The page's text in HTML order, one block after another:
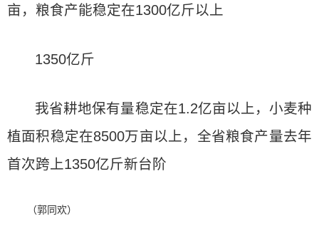
亩，粮食产能稳定在1300亿斤以上
1350亿斤
我省耕地保有量稳定在1.2亿亩以上，小麦种
植面积稳定在8500万亩以上，全省粮食产量去年
首次跨上1350亿斤新台阶
（郭同欢）